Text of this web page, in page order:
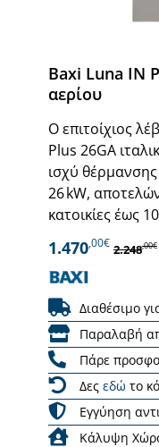
Baxi Luna IN
αερίου
Ο επιτοίχιος
Plus 26GA
ισχύ
26 kW,
κατοικίες έως
1.470,00€ 2.248,00€
Διαθέσιμο
Παραλαβή
Πάρε
Δες εδώ το
Εγγύηση
Κάλυψη